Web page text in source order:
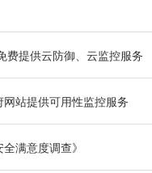
费提供云防御、云监控服务
站提供可用性监控服务
满意度调查》